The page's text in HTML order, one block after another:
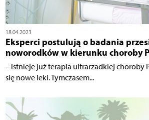
18.04.2023
Eksperci postulują o badania
noworodków w kierunku choroby
– Istnieje już terapia ultrarzadkiej choroby
się nowe leki. Tymczasem...